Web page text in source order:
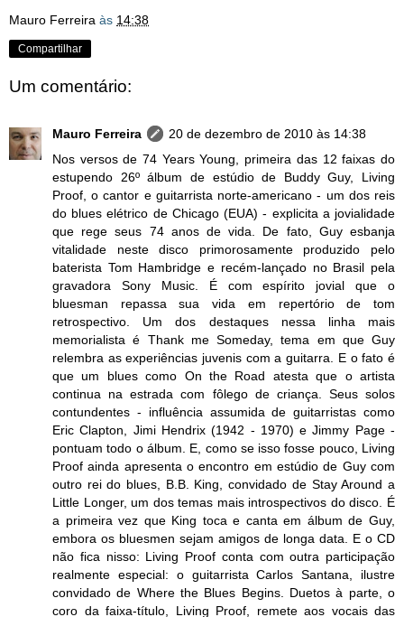
Mauro Ferreira às 14:38
Compartilhar
Um comentário:
Mauro Ferreira
20 de dezembro de 2010 às 14:38
Nos versos de 74 Years Young, primeira das 12 faixas do
estupendo 26º álbum de estúdio de Buddy Guy, Living
Proof, o cantor e guitarrista norte-americano - um dos reis
do blues elétrico de Chicago (EUA) - explicita a jovialidade
que rege seus 74 anos de vida. De fato, Guy esbanja
vitalidade neste disco primorosamente produzido pelo
baterista Tom Hambridge e recém-lançado no Brasil pela
gravadora Sony Music. É com espírito jovial que o
bluesman repassa sua vida em repertório de tom
retrospectivo. Um dos destaques nessa linha mais
memorialista é Thank me Someday, tema em que Guy
relembra as experiências juvenis com a guitarra. E o fato é
que um blues como On the Road atesta que o artista
continua na estrada com fôlego de criança. Seus solos
contundentes - influência assumida de guitarristas como
Eric Clapton, Jimi Hendrix (1942 - 1970) e Jimmy Page -
pontuam todo o álbum. E, como se isso fosse pouco, Living
Proof ainda apresenta o encontro em estúdio de Guy com
outro rei do blues, B.B. King, convidado de Stay Around a
Little Longer, um dos temas mais introspectivos do disco. É
a primeira vez que King toca e canta em álbum de Guy,
embora os bluesmen sejam amigos de longa data. E o CD
não fica nisso: Living Proof conta com outra participação
realmente especial: o guitarrista Carlos Santana, ilustre
convidado de Where the Blues Begins. Duetos à parte, o
coro da faixa-título, Living Proof, remete aos vocais das